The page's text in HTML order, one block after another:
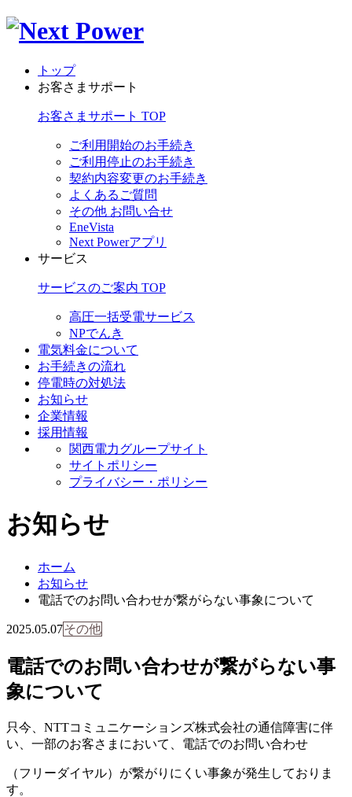
トップ
お客さまサポート
お客さまサポート TOP
ご利用開始のお手続き
ご利用停止のお手続き
契約内容変更のお手続き
よくあるご質問
その他 お問い合せ
EneVista
Next Powerアプリ
サービス
サービスのご案内 TOP
高圧一括受電サービス
NPでんき
電気料金について
お手続きの流れ
停電時の対処法
お知らせ
企業情報
採用情報
関西電力グループサイト
サイトポリシー
プライバシー・ポリシー
お知らせ
ホーム
お知らせ
電話でのお問い合わせが繋がらない事象について
2025.05.07
電話でのお問い合わせが繋がらない事
象について
只今、NTTコミュニケーションズ株式会社の通信障害に伴
い、一部のお客さまにおいて、電話でのお問い合わせ
（フリーダイヤル）が繋がりにくい事象が発生しておりま
す。